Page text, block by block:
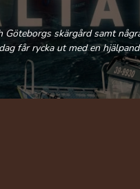
skärgård samt
får rycka ut med en